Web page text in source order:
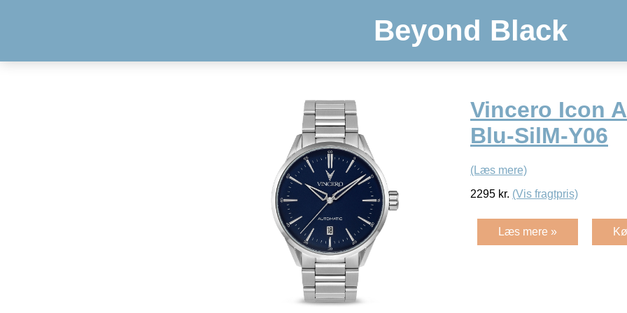
Beyond Black
Vincero Icon
Blu-SilM-Y06
(Læs mere)
2295 kr. (Vis fragtpris)
Læs mere »